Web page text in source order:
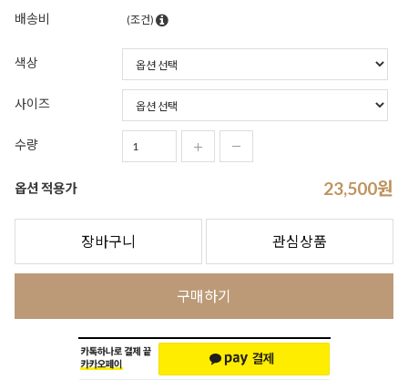
배송비 (조건)
색상
사이즈
수량
옵션 적용가 23,500원
장바구니 관심상품
구매하기